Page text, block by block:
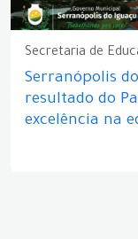
Secretaria de
Serranópolis
resultado do
excelência na